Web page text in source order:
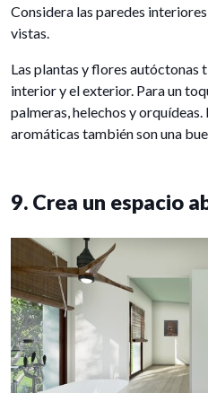
Considera las paredes
vistas.
Las plantas y flores autóctonas
interior y el exterior. Para un
palmeras, helechos y
aromáticas también son una
9. Crea un espacio